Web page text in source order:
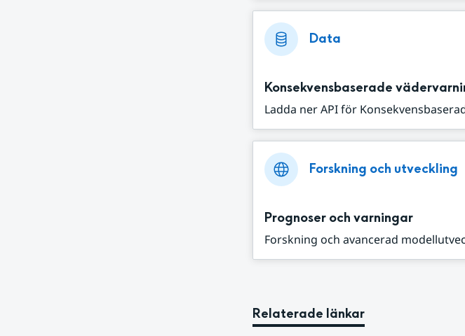
Data
Konsekvensbaserade
Ladda ner API för
Forskning och utveckling
Prognoser och varningar
Forskning och avancerad
Relaterade länkar